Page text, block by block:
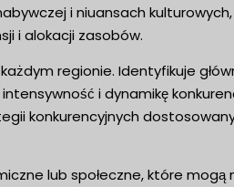
i niuansach
i alokacji zasobów.
regionie. Identyfikuje
i dynamikę
konkurencyjnych
lub społeczne, które mogą